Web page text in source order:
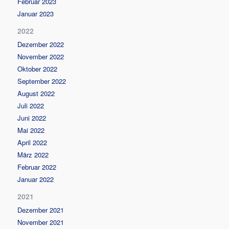
Januar 2023
2022
Dezember 2022
November 2022
Oktober 2022
September 2022
August 2022
Juli 2022
Juni 2022
Mai 2022
April 2022
März 2022
Februar 2022
Januar 2022
2021
Dezember 2021
November 2021